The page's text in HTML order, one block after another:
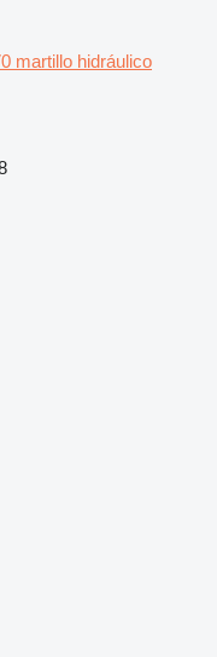
martillo hidráulico